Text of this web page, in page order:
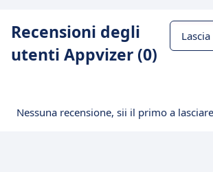
Recensioni degli
utenti Appvizer (0)
Nessuna recensione, sii il primo a